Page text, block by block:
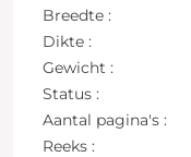
Breedte :
Dikte :
Gewicht :
Status :
Aantal pagina's :
Reeks :